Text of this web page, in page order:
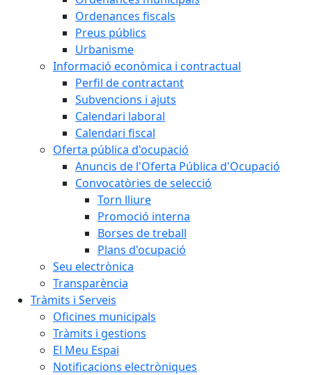
Ordenances fiscals
Preus públics
Urbanisme
Informació econòmica i contractual
Perfil de contractant
Subvencions i ajuts
Calendari laboral
Calendari fiscal
Oferta pública d'ocupació
Anuncis de l'Oferta Pública d'Ocupació
Convocatòries de selecció
Torn lliure
Promoció interna
Borses de treball
Plans d'ocupació
Seu electrònica
Transparència
Tràmits i Serveis
Oficines municipals
Tràmits i gestions
El Meu Espai
Notificacions electròniques